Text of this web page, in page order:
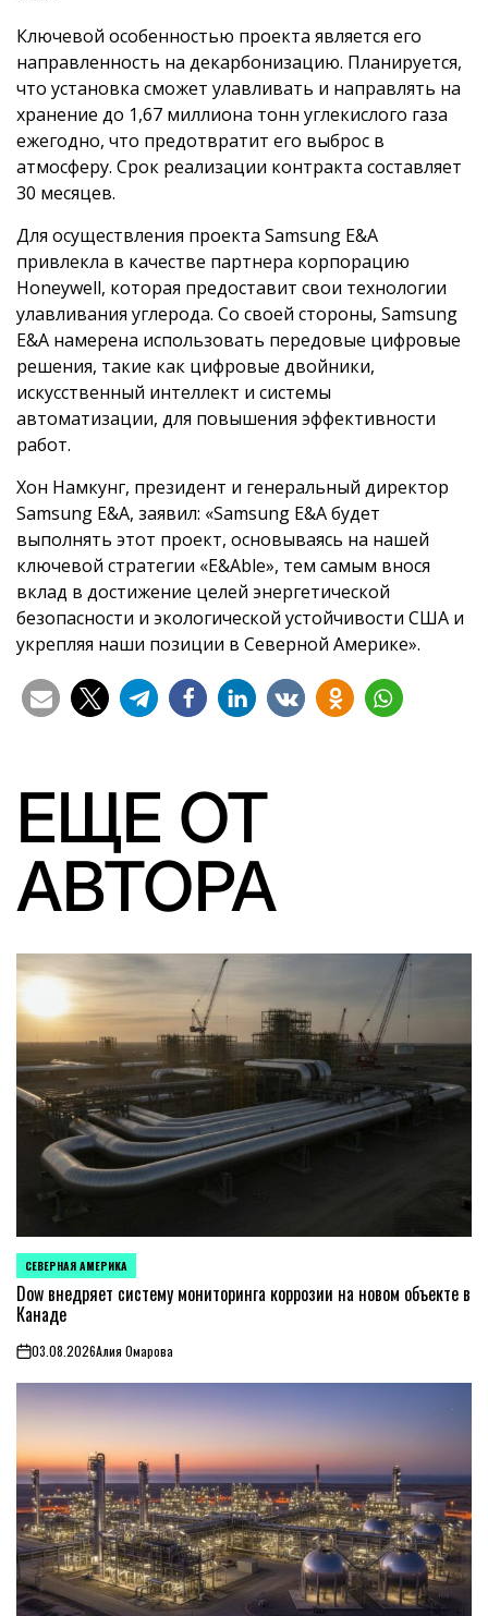
Ключевой особенностью проекта является его
направленность на декарбонизацию. Планируется,
что установка сможет улавливать и направлять на
хранение до 1,67 миллиона тонн углекислого газа
ежегодно, что предотвратит его выброс в
атмосферу. Срок реализации контракта составляет
30 месяцев.
Для осуществления проекта Samsung E&A
привлекла в качестве партнера корпорацию
Honeywell, которая предоставит свои технологии
улавливания углерода. Со своей стороны, Samsung
E&A намерена использовать передовые цифровые
решения, такие как цифровые двойники,
искусственный интеллект и системы
автоматизации, для повышения эффективности
работ.
Хон Намкунг, президент и генеральный директор
Samsung E&A, заявил: «Samsung E&A будет
выполнять этот проект, основываясь на нашей
ключевой стратегии «E&Able», тем самым внося
вклад в достижение целей энергетической
безопасности и экологической устойчивости США и
укрепляя наши позиции в Северной Америке».
ЕЩЕ ОТ
АВТОРА
ОПУБЛИКОВАНО
В
СЕВЕРНАЯ АМЕРИКА
Dow внедряет систему мониторинга коррозии на новом объекте в
Канаде
on03.08.2026Алия Омарова